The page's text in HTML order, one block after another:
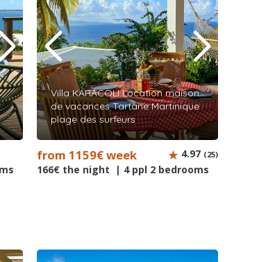
Villa KARACOLI Location maison
de vacances Tartane Martinique
plage des surfeurs
from 1159€ week
166€ the night | 4 ppl 2 bedrooms
4.97 (25)